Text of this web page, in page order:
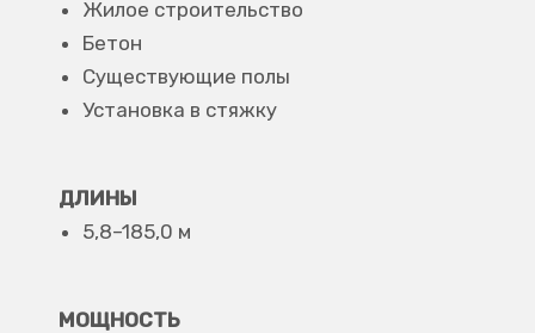
Жилое строительство
Бетон
Существующие полы
Установка в стяжку
ДЛИНЫ
5,8–185,0 м
МОЩНОСТЬ